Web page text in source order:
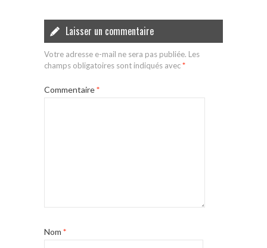
Laisser un commentaire
Votre adresse e-mail ne sera pas publiée. Les
champs obligatoires sont indiqués avec*
Commentaire*
Nom *